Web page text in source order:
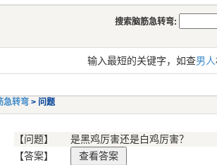
搜索脑筋急转弯:
输入最短的关键字，如查男人
急转弯 > 问题
【问题】
是黑鸡厉害还是白鸡厉害？
【答案】